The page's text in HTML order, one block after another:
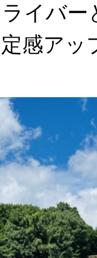
イバ
感アッ